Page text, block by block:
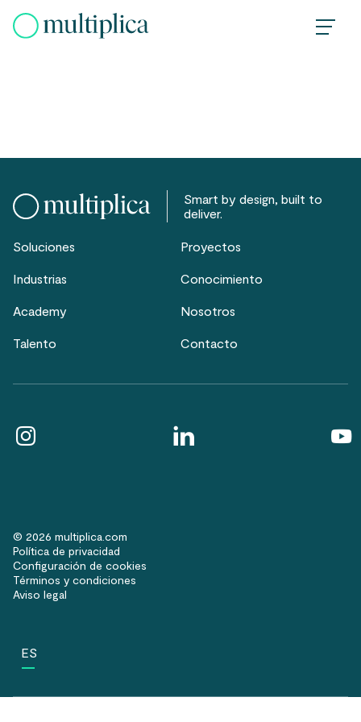
Smart by design, built to
deliver.
Soluciones Proyectos
Industrias Conocimiento
Academy Nosotros
Talento Contacto
© 2026 multiplica.com
Política de privacidad
Configuración de cookies
Términos y condiciones
Aviso legal
ES